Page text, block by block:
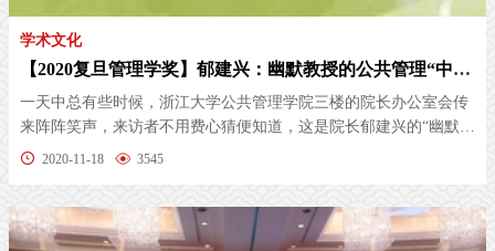
学术文化
【2020复旦管理学奖】郁建兴：幽默教授的公共管理“中国方案”
一天中总有些时候，浙江大学公共管理学院三楼的院长办公室会传
来阵阵笑声，来访者不用费心猜便知道，这是院长郁建兴的“幽默时
间”。...2020-11-18 3545